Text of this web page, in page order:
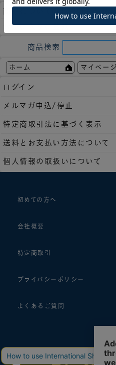
商品についてのお問い合わせ
お気に入りに登録
商品検索
ホーム マイページ
ログイン
メルマガ申込/停止
特定商取引法に基づく表示
送料とお支払い方法について
個人情報の取扱いについて
初めての方へ
会社概要
特定商取引
プライバシーポリシー
よくあるご質問